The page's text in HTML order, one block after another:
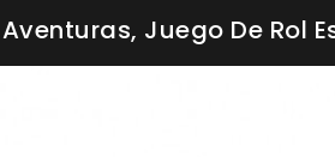
Juego De Rol